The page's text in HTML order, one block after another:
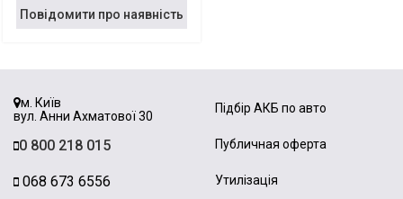
Повідомити про наявність
м. Київ
вул. Анни Ахматової 30
0 800 218 015
068 673 6556
Підбір АКБ по авто
Публичная оферта
Утилізація